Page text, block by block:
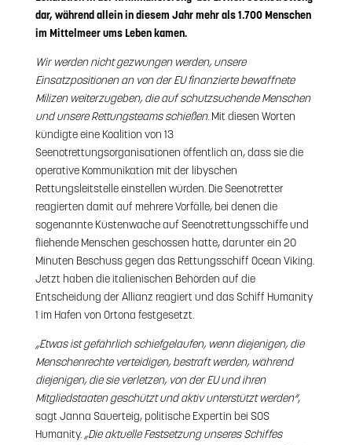
dar, während allein in diesem Jahr mehr als 1.700 Menschen
im Mittelmeer ums Leben kamen.
Wir werden nicht gezwungen werden, unsere
Einsatzpositionen an von der EU finanzierte bewaffnete
Milizen weiterzugeben, die auf schutzsuchende Menschen
und unsere Rettungsteams schießen.Mit diesen Worten
kündigte eine Koalition von 13
Seenotrettungsorganisationen öffentlich an, dass sie die
operative Kommunikation mit der libyschen
Rettungsleitstelle einstellen würden. Die Seenotretter
reagierten damit auf mehrere Vorfälle, bei denen die
sogenannte Küstenwache auf Seenotrettungsschiffe und
fliehende Menschen geschossen hatte, darunter ein 20
Minuten Beschuss gegen das Rettungsschiff Ocean Viking.
Jetzt haben die italienischen Behörden auf die
Entscheidung der Allianz reagiert und das Schiff Humanity
1 im Hafen von Ortona festgesetzt.
„Etwas ist gefährlich schiefgelaufen, wenn diejenigen, die
Menschenrechte verteidigen, bestraft werden, während
diejenigen, die sie verletzen, von der EU und ihren
Mitgliedstaaten geschützt und aktiv unterstützt werden“,
sagt Janna Sauerteig, politische Expertin bei SOS
Humanity. „Die aktuelle Festsetzung unseres Schiffes